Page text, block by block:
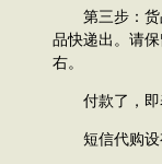
第三步：货品
品快递出。请
右。
付款了，即表
短信代购设有